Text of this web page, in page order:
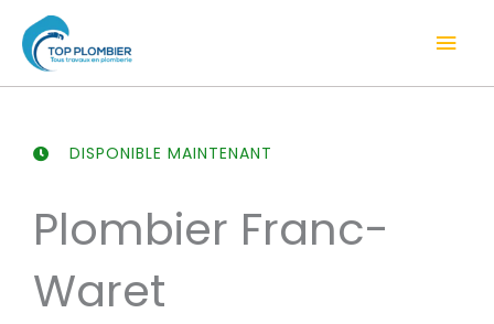
contenu
DISPONIBLE MAINTENANT
Plombier Franc-
Waret